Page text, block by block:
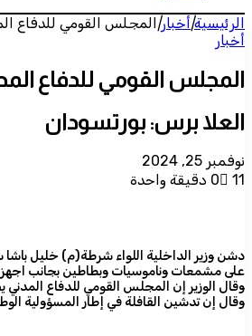
الرئيسية|أخبار| المجلس القومي للدفاع
أخبار
المجلس القومي للدفاع
العلا برس: بورتسودان
نوفمبر 25, 2024
0
11 دقيقة واحدة
دشن وزير الداخلية اللواء شرطة(م) خليل باشا
على مشمعات وناموسيات وبطاطين بجانب
وقال الوزير إن المجلس القومي للدفاع
وقال إن تدشين القافلة في إطار المسؤولية